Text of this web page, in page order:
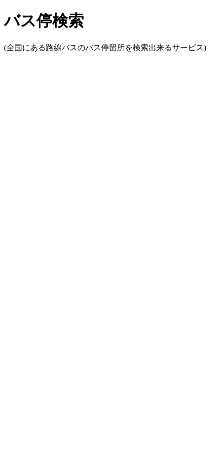
バス停検索
(全国にある路線バスのバス停留所を検索出来るサービス)